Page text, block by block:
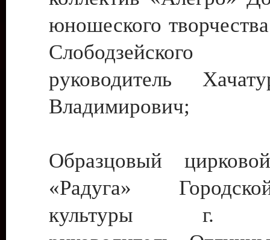
юношеского
руководитель
Владимирович;
Образцовый
«Радуга»
культуры г.